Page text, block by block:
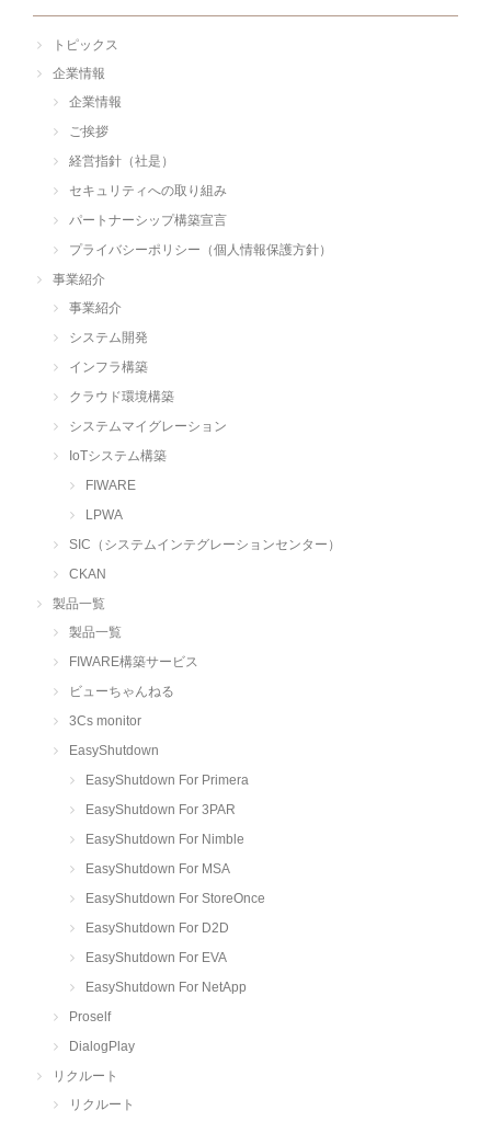
トピックス
企業情報
企業情報
ご挨拶
経営指針（社是）
セキュリティへの取り組み
パートナーシップ構築宣言
プライバシーポリシー（個人情報保護方針）
事業紹介
事業紹介
システム開発
インフラ構築
クラウド環境構築
システムマイグレーション
IoTシステム構築
FIWARE
LPWA
SIC（システムインテグレーションセンター）
CKAN
製品一覧
製品一覧
FIWARE構築サービス
ビューちゃんねる
3Cs monitor
EasyShutdown
EasyShutdown For Primera
EasyShutdown For 3PAR
EasyShutdown For Nimble
EasyShutdown For MSA
EasyShutdown For StoreOnce
EasyShutdown For D2D
EasyShutdown For EVA
EasyShutdown For NetApp
Proself
DialogPlay
リクルート
リクルート